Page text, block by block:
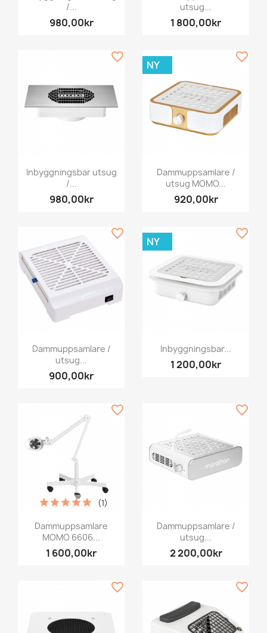
/...
980,00kr
utsug...
1 800,00kr
Inbyggningsbar utsug
/...
980,00kr
favorite_border
Dammuppsamlare /
utsug MOMO...
920,00kr
NY
favorite_border
Dammuppsamlare /
utsug...
900,00kr
favorite_border
Inbyggningsbar...
1 200,00kr
NY
favorite_border
Dammuppsamlare
MOMO 6606...
1 600,00kr
(1)
favorite_border
Dammuppsamlare /
utsug...
2 200,00kr
favorite_border
favorite_border favorite_border